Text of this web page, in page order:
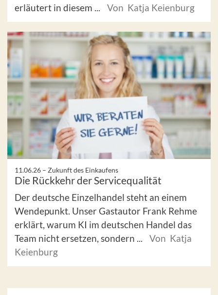
erläutert in diesem ...
Von Katja Keienburg
11.06.26 – Zukunft des Einkaufens
Die Rückkehr der Servicequalität
Der deutsche Einzelhandel steht an einem
Wendepunkt. Unser Gastautor Frank Rehme
erklärt, warum KI im deutschen Handel das
Team nicht ersetzen, sondern ...
Von Katja
Keienburg